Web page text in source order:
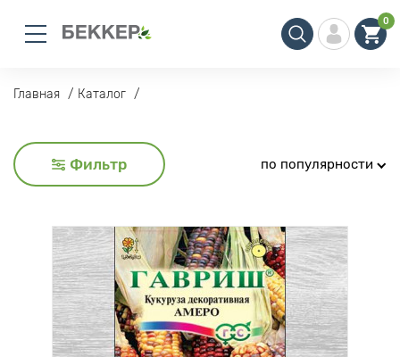
0
Главная Каталог
Фильтр по популярности